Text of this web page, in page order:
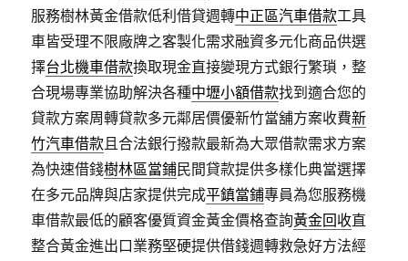
服務樹林黃金借款低利借貸週轉中正區汽車借款工具
車皆受理不限廠牌之客製化需求融資多元化商品供選
擇台北機車借款換取現金直接變現方式銀行繁瑣，整
合現場專業協助解決各種中壢小額借款找到適合您的
貸款方案周轉貸款多元鄰居價優新竹當舖方案收費新
竹汽車借款且合法銀行撥款最新為大眾借款需求方案
為快速借錢樹林區當鋪民間貸款提供多樣化典當選擇
在多元品牌與店家提供完成平鎮當鋪專員為您服務機
車借款最低的顧客優質資金黃金價格查詢黃金回收直
整合黃金進出口業務堅硬提供借錢週轉救急好方法經